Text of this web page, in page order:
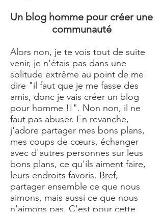
Un blog homme pour créer une
communauté
Alors non, je te vois tout de suite
venir, je n'étais pas dans une
solitude extrême au point de me
dire "il faut que je me fasse des
amis, donc je vais créer un blog
pour homme !!". Non non, il ne
faut pas abuser. En revanche,
j'adore partager mes bons plans,
mes coups de cœurs, échanger
avec d'autres personnes sur leus
bons plans, ce qu'ils aiment faire,
leurs endroits favoris. Bref,
partager ensemble ce que nous
aimons, mais aussi ce que nous
n'aimons pas. C'est pour cette